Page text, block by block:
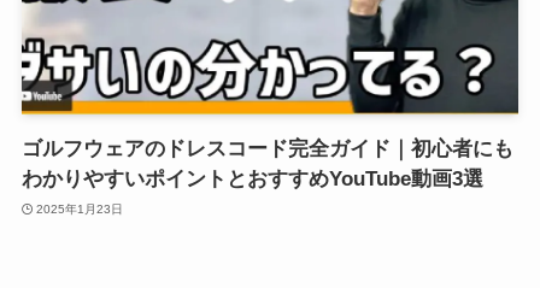
ゴルフウェアのドレスコード完全ガイド｜初心者にも
わかりやすいポイントとおすすめYouTube動画3選
2025年1月23日